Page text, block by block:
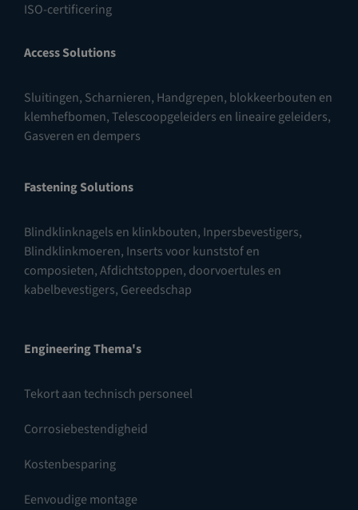
ISO-certificering
Access Solutions
Sluitingen, Scharnieren, Handgrepen, blokkeerbouten en
klemhefbomen,Telescoopgeleiders en lineaire geleiders,
Gasveren en dempers
Fastening Solutions
Blindklinknagels en klinkbouten, Inpersbevestigers,
Blindklinkmoeren, Inserts voor kunststof en
composieten,Afdichtstoppen, doorvoertules en
kabelbevestigers, Gereedschap
Engineering Thema's
Tekort aan technisch personeel
Corrosiebestendigheid
Kostenbesparing
Eenvoudige montage